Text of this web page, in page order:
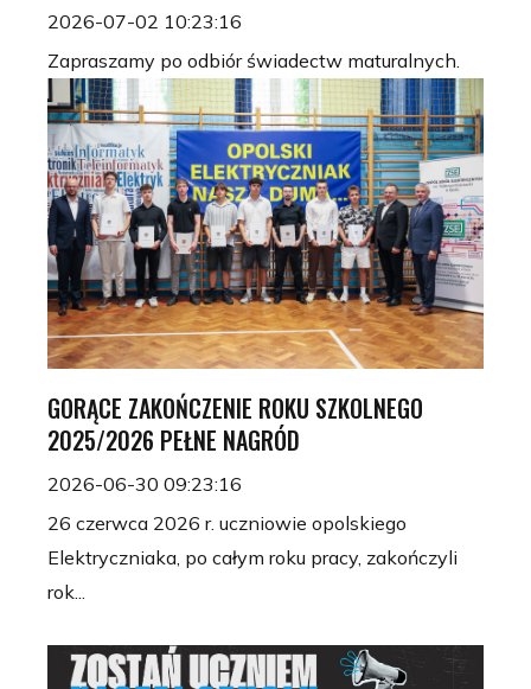
2026-07-02 10:23:16
Zapraszamy po odbiór świadectw maturalnych.
GORĄCE ZAKOŃCZENIE ROKU SZKOLNEGO
2025/2026 PEŁNE NAGRÓD
2026-06-30 09:23:16
26 czerwca 2026 r. uczniowie opolskiego
Elektryczniaka, po całym roku pracy, zakończyli
rok...